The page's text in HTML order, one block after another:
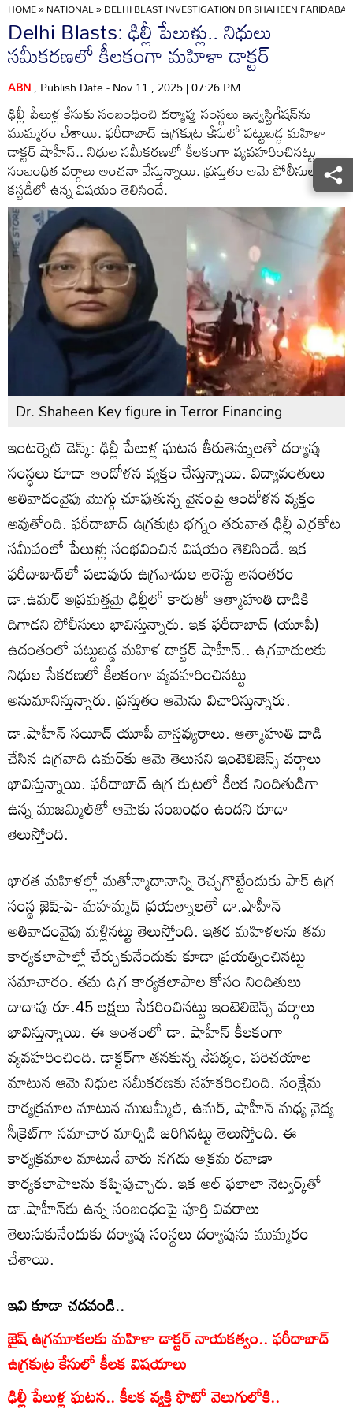
HOME»NATIONAL»DELHI BLAST INVESTIGATION DR SHAHEEN
Delhi Blasts: ఢిల్లీ పేలుళ్లు.. నిధులు
సమీకరణలో కీలకంగా మహిళా డాక్టర్
ABN, Publish Date - Nov 11 , 2025 | 07:26 PM
ఢిల్లీ పేలుళ్ల కేసుకు సంబంధించి దర్యాప్తు సంస్థలు ఇన్వెస్టిగేషన్‌ను
ముమ్మరం చేశాయి. ఫరీదాబాద్ ఉగ్రకుట్ర కేసులో పట్టుబడ్డ మహిళా
డాక్టర్ షాహీన్.. నిధుల సమీకరణలో కీలకంగా వ్యవహరించినట్టు
సంబంధిత వర్గాలు అంచనా వేస్తున్నాయి. ప్రస్తుతం ఆమె పోలీసుల
కస్టడీలో ఉన్న విషయం తెలిసిందే.
Dr. Shaheen Key figure in Terror Financing
ఇంటర్నెట్ డెస్క్: ఢిల్లీ పేలుళ్ల ఘటన తీరుతెన్నులతో దర్యాప్తు
సంస్థలు కూడా ఆందోళన వ్యక్తం చేస్తున్నాయి. విద్యావంతులు
అతివాదంవైపు మొగ్గు చూపుతున్న వైనం‌పై ఆందోళన వ్యక్తం
అవుతోంది. ఫరీదాబాద్ ఉగ్రకుట్ర భగ్నం తరువాత ఢిల్లీ ఎర్రకోట
సమీపంలో పేలుళ్లు సంభవించిన విషయం తెలిసిందే. ఇక
ఫరీదాబాద్‌‌లో పలువురు ఉగ్రవాదుల అరెస్టు అనంతరం
డా.ఉమర్ అప్రమత్తమై ఢిల్లీలో కారుతో ఆత్మాహుతి దాడికి
దిగాడని పోలీసులు భావిస్తున్నారు. ఇక ఫరీదాబాద్ (యూపీ)
ఉదంతంలో పట్టుబడ్డ మహిళ డాక్టర్ షాహీన్.. ఉగ్రవాదులకు
నిధుల సేకరణలో కీలకంగా వ్యవహరించినట్టు
అనుమానిస్తున్నారు. ప్రస్తుతం ఆమెను విచారిస్తున్నారు.
డా.షాహీన్ సయీద్ యూపీ వాస్తవ్యురాలు. ఆత్మాహుతి దాడి
చేసిన ఉగ్రవాది ఉమర్‌కు ఆమె తెలుసని ఇంటెలిజెన్స్ వర్గాలు
భావిస్తున్నాయి. ఫరీదాబాద్‌ ఉగ్ర కుట్రలో కీలక నిందితుడిగా
ఉన్న ముజమ్మిల్‌తో ఆమెకు సంబంధం ఉందని కూడా
తెలుస్తోంది.
భారత మహిళల్లో మతోన్మాదానాన్ని రెచ్చగొట్టేందుకు పాక్ ఉగ్ర
సంస్థ జైష్-ఏ- మహమ్మద్ ప్రయత్నాలతో డా.షాహీన్
అతివాదంవైపు మళ్లినట్టు తెలుస్తోంది. ఇతర మహిళలను తమ
కార్యకలాపాల్లో చేర్చుకునేందుకు కూడా ప్రయత్నించినట్టు
సమాచారం. తమ ఉగ్ర కార్యకలాపాల కోసం నిందితులు
దాదాపు రూ.45 లక్షలు సేకరించినట్టు ఇంటెలిజెన్స్ వర్గాలు
భావిస్తున్నాయి. ఈ అంశంలో డా. షాహీన్ కీలకంగా
వ్యవహరించింది. డాక్టర్‌గా తనకున్న నేపథ్యం, పరిచయాల
మాటున ఆమె నిధుల సమీకరణకు సహకరించింది. సంక్షేమ
కార్యక్రమాల మాటున ముజమ్మీల్, ఉమర్, షాహీన్ మధ్య వైద్య
సీక్రెట్‌గా సమాచార మార్పిడి జరిగినట్టు తెలుస్తోంది. ఈ
కార్యక్రమాల మాటునే వారు నగదు అక్రమ రవాణా
కార్యకలాపాలను కప్పిపుచ్చారు. ఇక అల్ ఫలాలా నెట్వర్క్‌తో
డా.షాహీన్‌కు ఉన్న సంబంధంపై పూర్తి వివరాలు
తెలుసుకునేందుకు దర్యాప్తు సంస్థలు దర్యాప్తును ముమ్మరం
చేశాయి.
ఇవి కూడా చదవండి..
జైష్ ఉగ్రమూకలకు మహిళా డాక్టర్ నాయకత్వం.. ఫరీదాబాద్
ఉగ్రకుట్ర కేసులో కీలక విషయాలు
ఢిల్లీ పేలుళ్ల ఘటన.. కీలక వ్యక్తి ఫొటో వెలుగులోకి..